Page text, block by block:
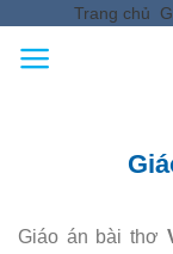
content
Trang chủ
Giáo án bài thơ